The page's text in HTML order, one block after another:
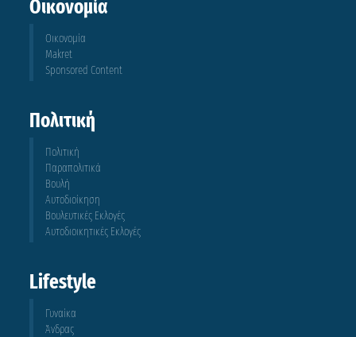
Οικονομία
Οικονομία
Makret
Sponsored Content
Πολιτική
Πολιτική
Παραπολιτικά
Βουλή
Αυτοδιοίκηση
Βουλευτικές Εκλογές
Αυτοδιοικητικές Εκλογές
Lifestyle
Γυναίκα
Άνδρας